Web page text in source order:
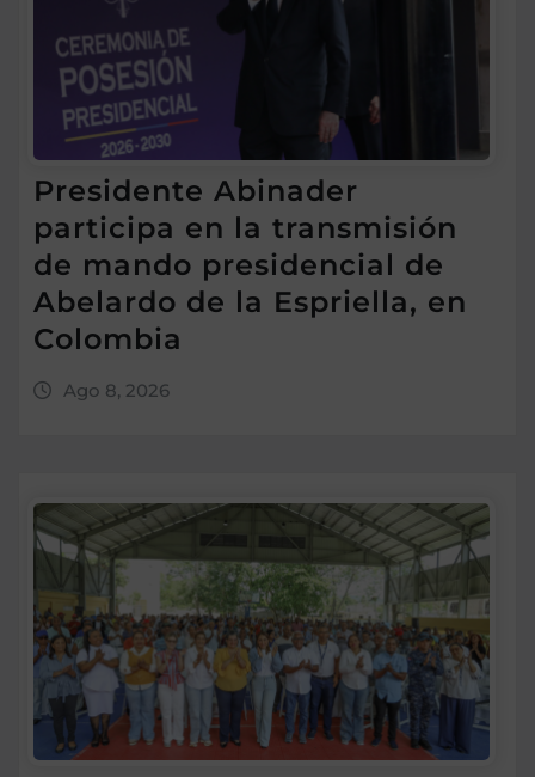
Presidente Abinader
participa en la transmisión
de mando presidencial de
Abelardo de la Espriella, en
Colombia
Ago 8, 2026